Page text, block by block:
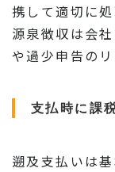
携して適切に
源泉徴収は会
や過少申告のリ
支払時に課
遡及支払いは